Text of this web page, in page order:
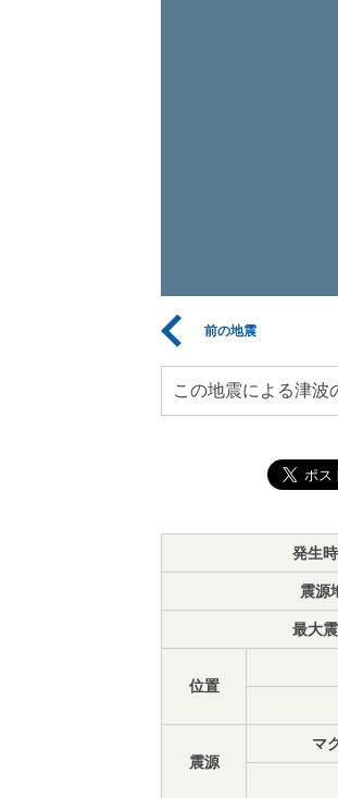
前の地震
この地震による津波
発生
震源
最大
位置
震源
マ